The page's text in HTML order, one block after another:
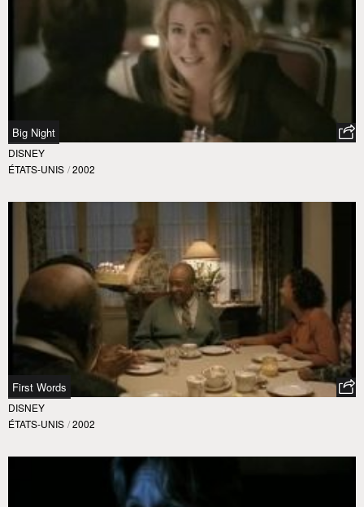
Big Night
DISNEY
ÉTATS-UNIS / 2002
First Words
DISNEY
ÉTATS-UNIS / 2002